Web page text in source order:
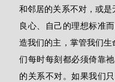
和邻居的关系不对，或是
良心、自己的理想标准
造我们的主，掌管我们
们每时每刻都必须倚靠
的关系不对。如果我们